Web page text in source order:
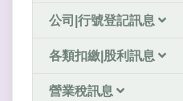
公司|行號登記訊息
各類扣繳|股利訊息
營業稅訊息